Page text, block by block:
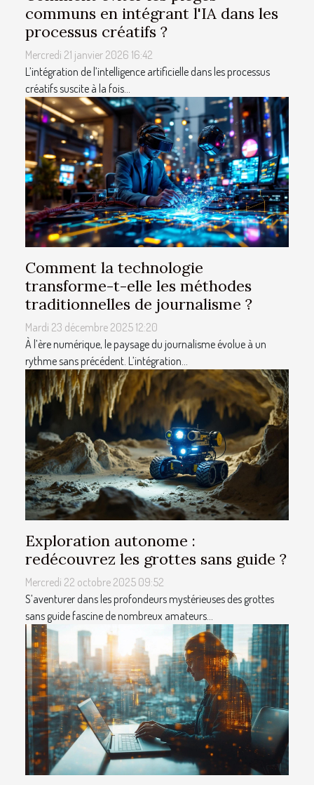
communs en intégrant l'IA dans les
processus créatifs ?
Mercredi 21 janvier 2026 16:42
L’intégration de l’intelligence artificielle dans les processus
créatifs suscite à la fois...
Comment la technologie
transforme-t-elle les méthodes
traditionnelles de journalisme ?
Mardi 23 décembre 2025 12:20
À l’ère numérique, le paysage du journalisme évolue à un
rythme sans précédent. L’intégration...
Exploration autonome :
redécouvrez les grottes sans guide ?
Mercredi 22 octobre 2025 09:52
S’aventurer dans les profondeurs mystérieuses des grottes
sans guide fascine de nombreux amateurs...